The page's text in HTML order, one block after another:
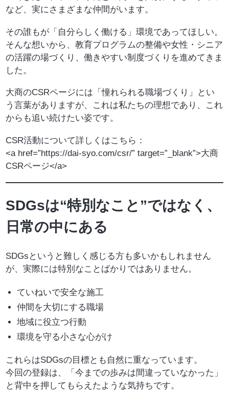
など、実にさまざまな仲間がいます。
その誰もが「自分らしく働ける」環境であってほしい。
そんな想いから、教育プログラムの整備や女性・シニア
の活躍の場づくり、働きやすい制度づくりを進めてきま
した。
大商のCSRページには「憧れられる職場づくり」とい
う言葉がありますが、これは私たちの理想であり、これ
からも追い続けたい姿です。
CSR活動について詳しくはこちら：
<a href=”https://dai-syo.com/csr/” target=”_blank”>大商
CSRページ</a>
SDGsは“特別なこと”ではなく、
日常の中にある
SDGsというと難しく感じる方も多いかもしれません
が、実際には特別なことばかりではありません。
ていねいで安全な施工
仲間を大切にする職場
地域に役立つ行動
環境を守る小さな心がけ
これらはSDGsの目標とも自然に重なっています。
今回の登録は、「今までの歩みは間違っていなかった」
と背中を押してもらえたような気持ちです。